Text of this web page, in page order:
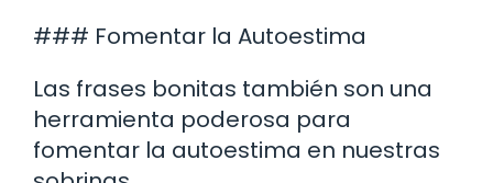
### Fomentar la Autoestima
Las frases bonitas también son una
herramienta poderosa para
fomentar la autoestima en nuestras